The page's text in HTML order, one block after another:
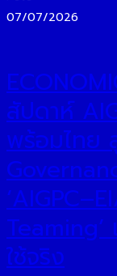
07/07/2026
สัปดาห์
พร้อมไทย
Teaming’
ใช้จริง